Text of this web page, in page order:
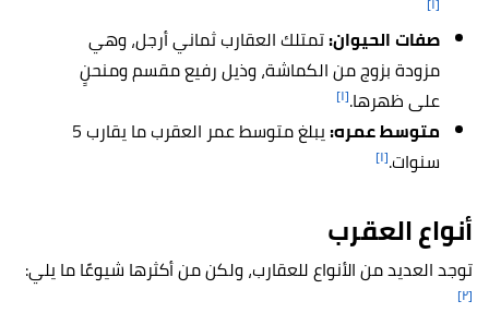
صفات الحيوان:تمتلك العقارب ثماني أرجل، وهي
مزودة بزوج من الكماشة، وذيل رفيع مقسم ومنحنٍ
على ظهرها.[١]
متوسط عمره:
يبلغ متوسط عمر العقرب ما يقارب 5
سنوات.[١]
أنواع العقرب
توجد العديد من الأنواع للعقارب، ولكن من أكثرها شيوعًا ما يلي:
[٢]